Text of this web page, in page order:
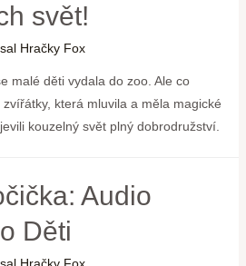
svět!
Hračky Fox
malé děti vydala do zoo. Ale co
která mluvila a měla magické
kouzelný svět plný dobrodružství.
Audio
Děti